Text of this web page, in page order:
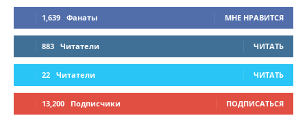
1,639 Фанаты МНЕ НРАВИТСЯ
883 Читатели ЧИТАТЬ
22 Читатели ЧИТАТЬ
13,200 Подписчики ПОДПИСАТЬСЯ